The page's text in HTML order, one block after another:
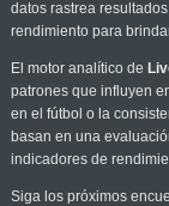
datos rastrea
rendimiento para
El motor analítico de
patrones que influyen
en el fútbol o la
basan en una
indicadores de
Siga los próximos